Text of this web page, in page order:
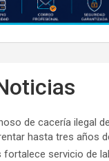
de cacería ilegal
hasta tres años
fortalece servicio de